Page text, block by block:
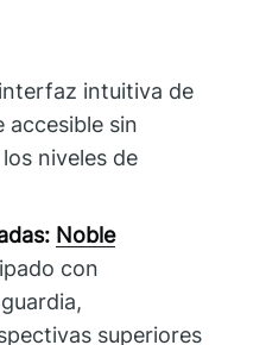
intuitiva de
accesible sin
niveles de
Noble
con
superiores